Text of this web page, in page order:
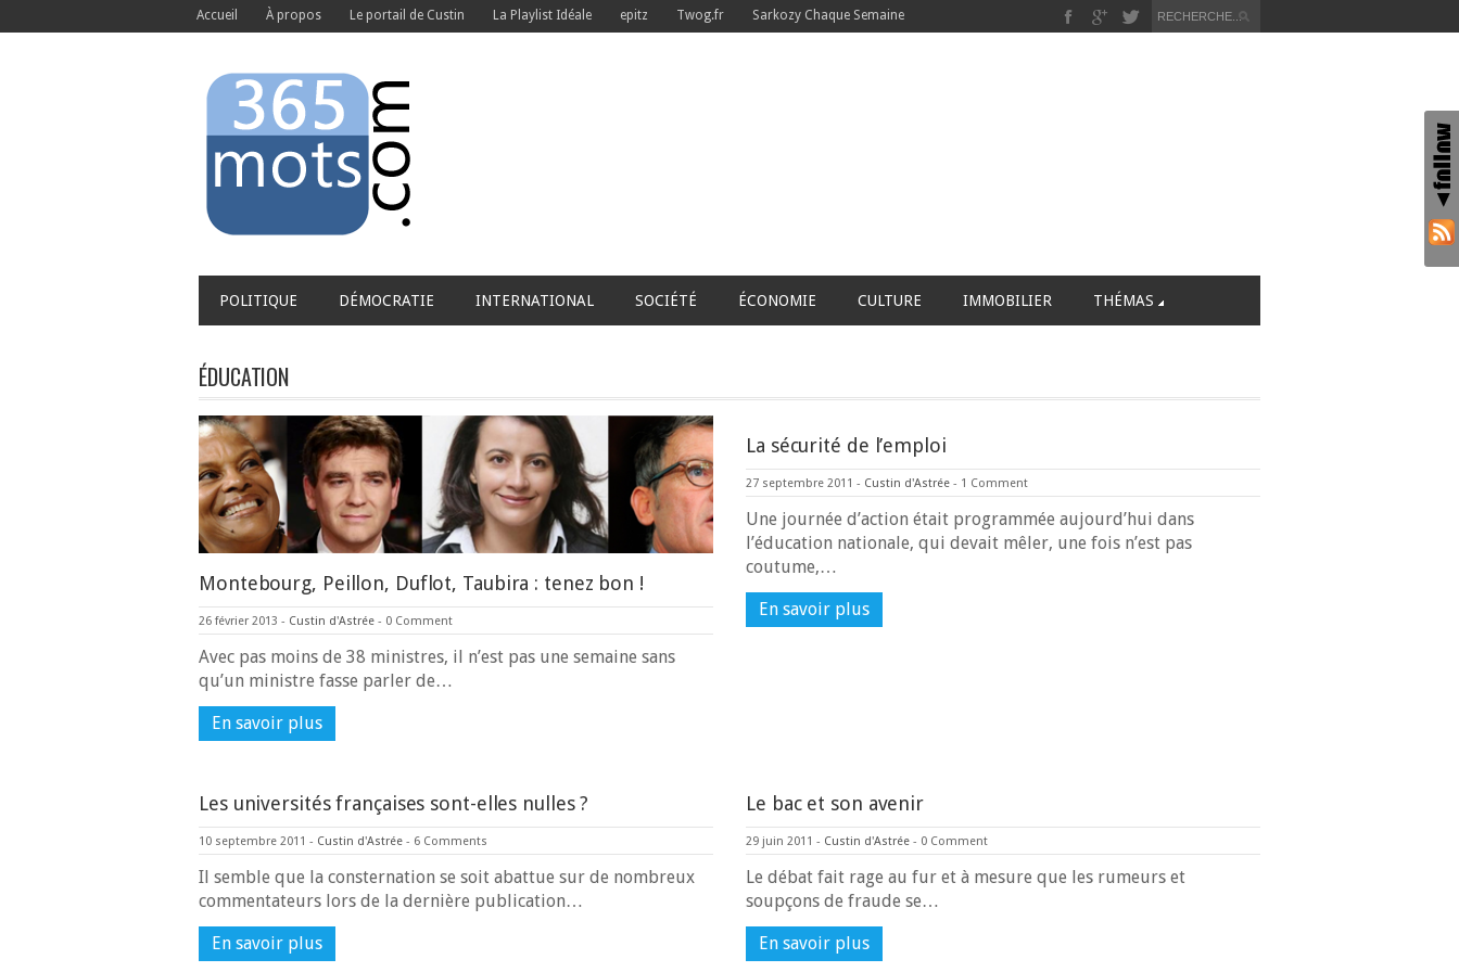
Accueil À propos Le portail de Custin La Playlist Idéale epitz Twog.fr Sarkozy Chaque Semaine
POLITIQUE DÉMOCRATIE INTERNATIONAL SOCIÉTÉ ÉCONOMIE CULTURE IMMOBILIER THÉMAS
ÉDUCATION
Montebourg, Peillon, Duflot, Taubira : tenez bon !
26 février 2013 - Custin d'Astrée - 0 Comment
Avec pas moins de 38 ministres, il n’est pas une semaine sans
qu’un ministre fasse parler de…
En savoir plus
La sécurité de l’emploi
27 septembre 2011 - Custin d'Astrée - 1 Comment
Une journée d’action était programmée aujourd’hui dans
l’éducation nationale, qui devait mêler, une fois n’est pas
coutume,…
En savoir plus
Les universités françaises sont-elles nulles ?
10 septembre 2011 - Custin d'Astrée - 6 Comments
Il semble que la consternation se soit abattue sur de nombreux
commentateurs lors de la dernière publication…
En savoir plus
Le bac et son avenir
29 juin 2011 - Custin d'Astrée - 0 Comment
Le débat fait rage au fur et à mesure que les rumeurs et
soupçons de fraude se…
En savoir plus